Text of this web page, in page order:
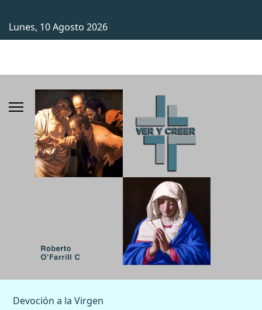
Lunes, 10 Agosto 2026
Devoción a la Virgen